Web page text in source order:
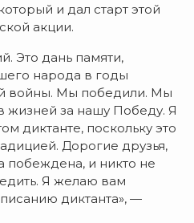
и дал старт этой
акции.
Это дань памяти,
народа в годы
войны. Мы победили. Мы
жизней за нашу Победу. Я
диктанте, поскольку это
Дорогие друзья,
побеждена, и никто не
Я желаю вам
диктанта», —